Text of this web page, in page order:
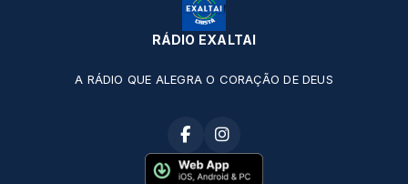
RÁDIO EXALTAI
A RÁDIO QUE ALEGRA O CORAÇÃO DE DEUS